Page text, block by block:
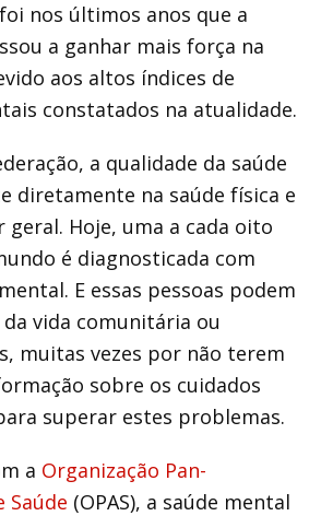
nos últimos anos que a
a ganhar mais força na
aos altos índices de
constatados na atualidade.
a qualidade da saúde
diretamente na saúde física e
geral. Hoje, uma a cada oito
é diagnosticada com
E essas pessoas podem
vida comunitária ou
muitas vezes por não terem
sobre os cuidados
superar estes problemas.
a Organização Pan-
Saúde (OPAS), a saúde mental